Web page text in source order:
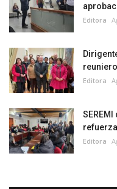
Editora
Editora
Editora